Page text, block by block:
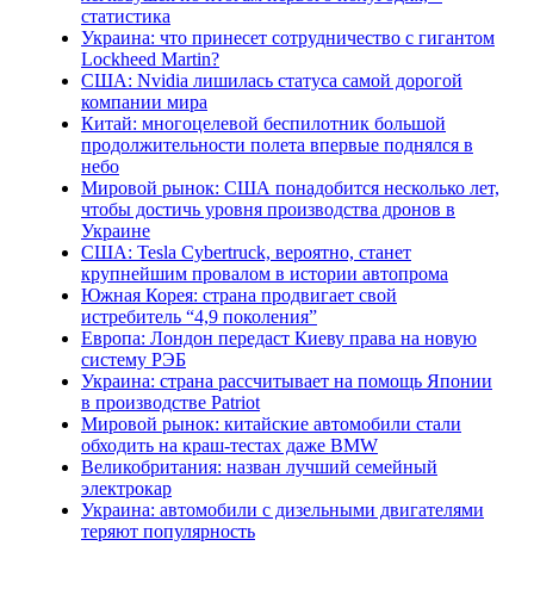
статистика
Украина: что принесет сотрудничество с гигантом
Lockheed Martin?
США: Nvidia лишилась статуса самой дорогой
компании мира
Китай: многоцелевой беспилотник большой
продолжительности полета впервые поднялся в
небо
Мировой рынок: США понадобится несколько лет,
чтобы достичь уровня производства дронов в
Украине
США: Tesla Cybertruck, вероятно, станет
крупнейшим провалом в истории автопрома
Южная Корея: страна продвигает свой
истребитель “4,9 поколения”
Европа: Лондон передаст Киеву права на новую
систему РЭБ
Украина: страна рассчитывает на помощь Японии
в производстве Patriot
Мировой рынок: китайские автомобили стали
обходить на краш-тестах даже BMW
Великобритания: назван лучший семейный
электрокар
Украина: автомобили с дизельными двигателями
теряют популярность